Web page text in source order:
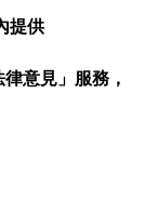
提供
意見」服務，